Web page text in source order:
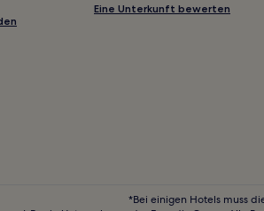
Frühstück nahe Avenida Monsenhor
Frühstück nahe Lagoa do Banana
Frühstück in Icapuí
in Fortaleza
Eine Unterkunft bewerten
*Bei einigen Hotels muss